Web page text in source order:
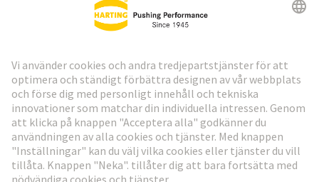
HARTING:s nyhetsbrev
Gå till registrering
Social Media